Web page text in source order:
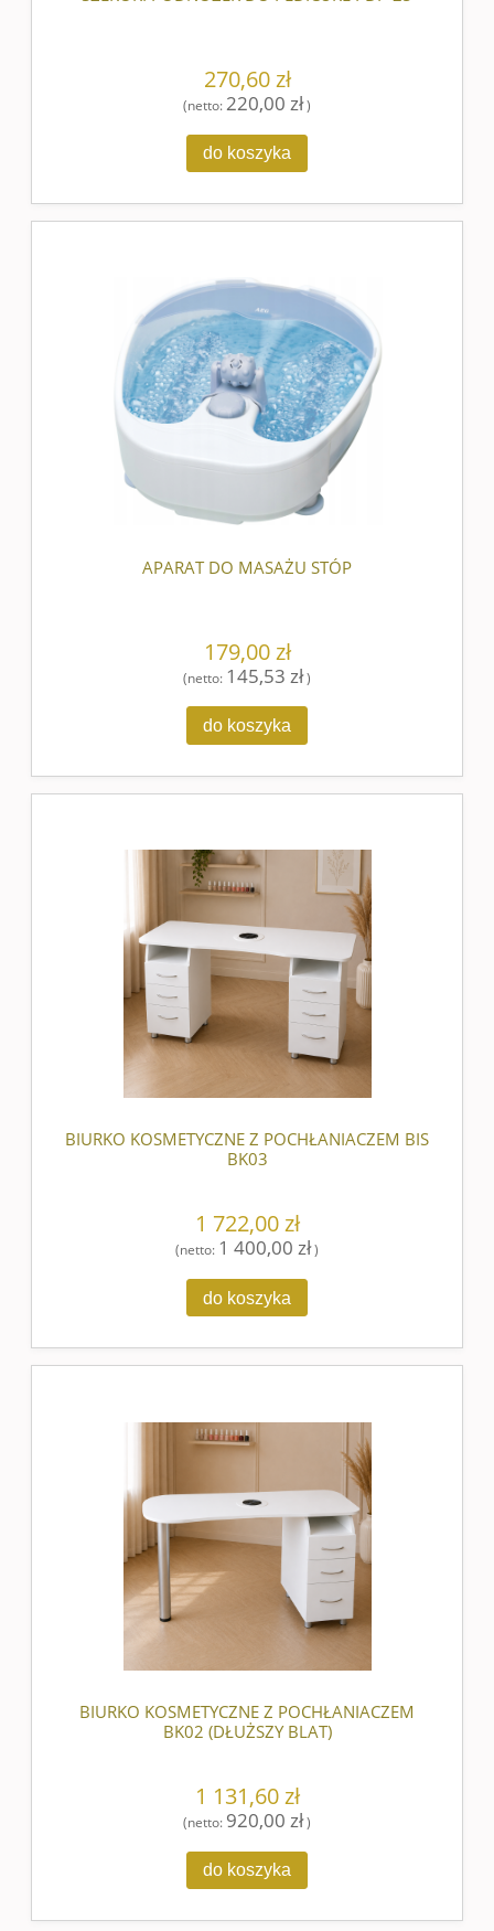
270,60 zł
(netto:220,00 zł)
do koszyka
APARAT DO MASAŻU STÓP
179,00 zł
(netto: 145,53 zł)
do koszyka
BIURKO KOSMETYCZNE Z POCHŁANIACZEM BIS
BK03
1 722,00 zł
(netto: 1 400,00 zł)
do koszyka
BIURKO KOSMETYCZNE Z POCHŁANIACZEM
BK02 (DŁUŻSZY BLAT)
1 131,60 zł
(netto: 920,00 zł)
do koszyka